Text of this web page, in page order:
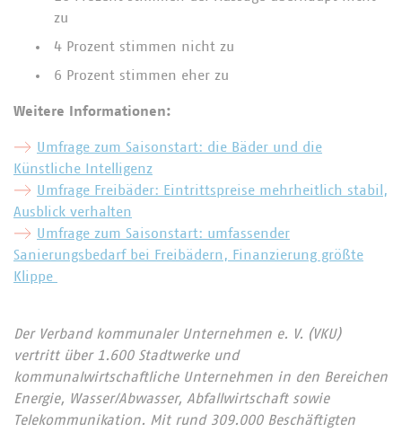
zu
4 Prozent stimmen nicht zu
6 Prozent stimmen eher zu
Weitere Informationen:
Umfrage zum Saisonstart: die Bäder und die
Künstliche Intelligenz
Umfrage Freibäder: Eintrittspreise mehrheitlich stabil,
Ausblick verhalten
Umfrage zum Saisonstart: umfassender
Sanierungsbedarf bei Freibädern, Finanzierung größte
Klippe
Der Verband kommunaler Unternehmen e. V. (VKU)
vertritt über 1.600 Stadtwerke und
kommunalwirtschaftliche Unternehmen in den Bereichen
Energie, Wasser/Abwasser, Abfallwirtschaft sowie
Telekommunikation. Mit rund 309.000 Beschäftigten